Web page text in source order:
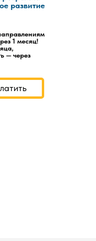
развитие
1 месяц!
— через